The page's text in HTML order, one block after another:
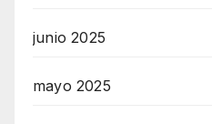
junio 2025
mayo 2025